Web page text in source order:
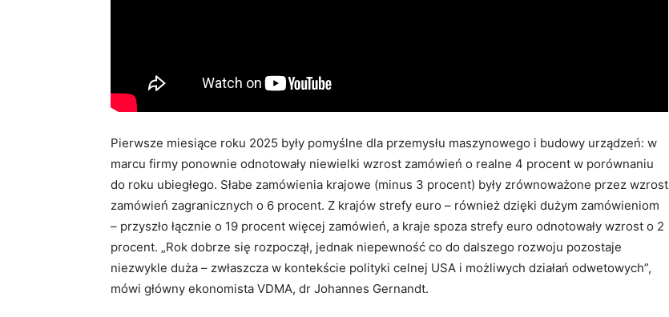
Pierwsze miesiące roku 2025 były pomyślne dla przemysłu maszynowego i budowy urządzeń: w
marcu firmy ponownie odnotowały niewielki wzrost zamówień o realne 4 procent w porównaniu
do roku ubiegłego. Słabe zamówienia krajowe (minus 3 procent) były zrównoważone przez wzrost
zamówień zagranicznych o 6 procent. Z krajów strefy euro – również dzięki dużym zamówieniom
– przyszło łącznie o 19 procent więcej zamówień, a kraje spoza strefy euro odnotowały wzrost o 2
procent. „Rok dobrze się rozpoczął, jednak niepewność co do dalszego rozwoju pozostaje
niezwykle duża – zwłaszcza w kontekście polityki celnej USA i możliwych działań odwetowych”,
mówi główny ekonomista VDMA, dr Johannes Gernandt.